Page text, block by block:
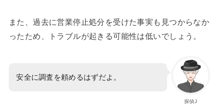
また、過去に営業停止処分を受けた事実も見つからなか
ったため、トラブルが起きる可能性は低いでしょう。
探偵J
安全に調査を頼めるはずだよ。